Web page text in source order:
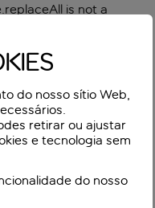
is not a
do nosso sítio Web,
retirar ou ajustar
e tecnologia sem
do nosso